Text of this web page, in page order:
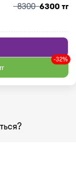
83006300 тг
-32%